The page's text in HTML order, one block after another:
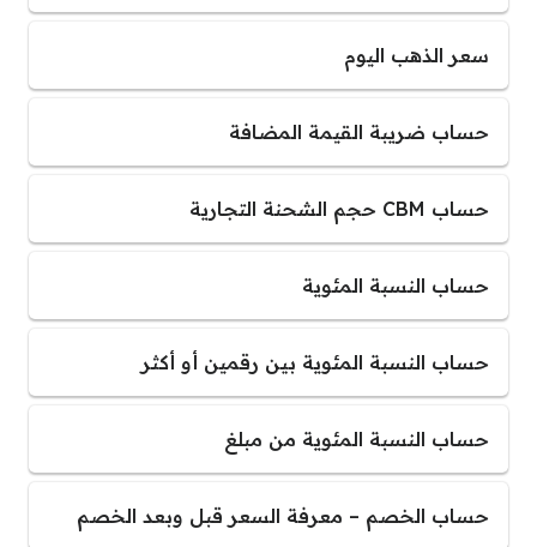
سعر الذهب اليوم
حساب ضريبة القيمة المضافة
حساب CBM حجم الشحنة التجارية
حساب النسبة المئوية
حساب النسبة المئوية بين رقمين أو أكثر
حساب النسبة المئوية من مبلغ
حساب الخصم – معرفة السعر قبل وبعد الخصم